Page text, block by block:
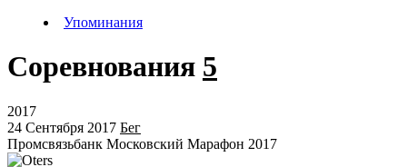
Упоминания
Соревнования 5
2017
24 Сентября 2017 Бег
Промсвязьбанк Московский Марафон 2017